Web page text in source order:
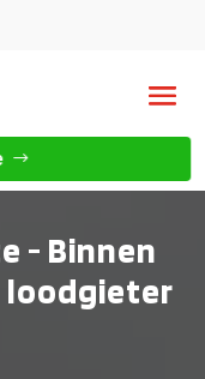
- Binnen
loodgieter